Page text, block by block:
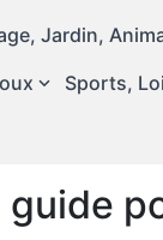
Jardin,
Sports,
guide